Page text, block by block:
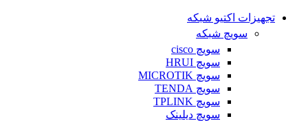
تجهیزات اکتیو شبکه
سویچ شبکه
سویچ cisco
سویچ HRUI
سویچ MICROTIK
سویچ TENDA
سویچ TPLINK
سویچ دیلینک